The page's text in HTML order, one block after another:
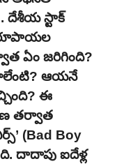
దేశీయ స్టాక్
రూపాయల
ఏం జరిగింది?
ఆయనే
ఈ
తర్వాత
(Bad Boy
దాదాపు ఐదేళ్ల